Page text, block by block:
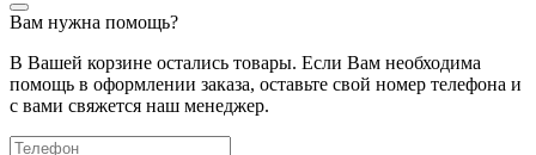
Вам нужна помощь?
В Вашей корзине остались товары. Если Вам необходима
помощь в оформлении заказа, оставьте свой номер телефона и
с вами свяжется наш менеджер.